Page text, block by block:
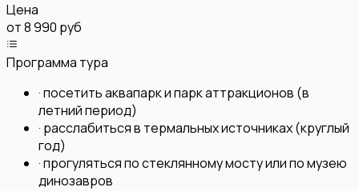
Цена
от8 990 руб
Программа тура
·посетить аквапарк и парк аттракционов (в
летний период)
· расслабиться в термальных источниках (круглый
год)
·прогуляться по стеклянному мосту или по музею
динозавров